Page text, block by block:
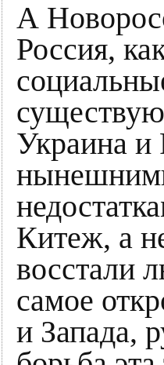
А
Россия,
Украина
Китеж, а
восстали
самое
и Запада,